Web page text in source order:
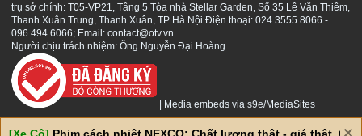
trụ sở chính: T05-VP21, Tầng 5 Tòa nhà Stellar Garden, Số 35 Lê Văn Thiêm,
Thanh Xuân Trung, Thanh Xuân, TP Hà Nội Điện thoại: 024.3555.8066 -
096.494.6066; Email: contact@otv.vn
Người chịu trách nhiệm: Ông Nguyễn Đại Hoàng.
Media embeds via s9e/MediaSites